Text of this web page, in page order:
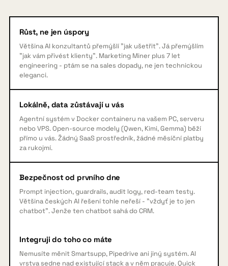
Růst, ne jen úspory
Většina AI konzultantů přemýšlí "jak ušetřit". Já přemýšlím
"jak vám přivést klienty". Marketing Miner plus 7 let
engineering - ptám se na sales dopady, ne jen technickou
eleganci.
Lokálně, data zůstávají u vás
Agentní systém v Docker containeru na vašem PC, serveru
nebo VPS. Open-source modely (Qwen, Kimi, Gemma) běží
přímo u vás. Žádný SaaS prostředník, žádné měsíční platby
za rukojmí.
Bezpečnost od prvního dne
Prompt injection, guardrails, audit logy, red-team testy.
Většina českých AI řešení tohle neřeší - "vždyť je to jen
chatbot". Jenže ten chatbot sahá do CRM.
Integruji do toho co máte
Nemusíte měnit Smartsupp, Pipedrive ani jiný systém. AI
vrstva sedne nad existující stack a v něm pracuje. Quick